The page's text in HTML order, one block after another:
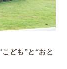
ども”と“おと